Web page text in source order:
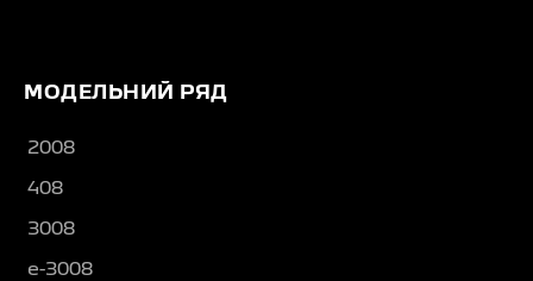
МОДЕЛЬНИЙ РЯД
2008
408
3008
e-3008